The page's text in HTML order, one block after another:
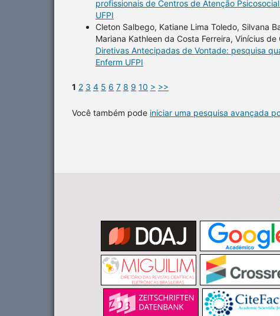
profissionais de Centros de Atenção Psicosocial
UFPI
Cleton Salbego, Katiane Lima Toledo, Silvana
Mariana Kathleen da Costa Ferreira, Vinícius de
Diretivas Antecipadas de Vontade: pesquisa
Enferm UFPI
1 2 3 4 5 6 7 8 9 10 > >>
Você também pode iniciar uma pesquisa avançada